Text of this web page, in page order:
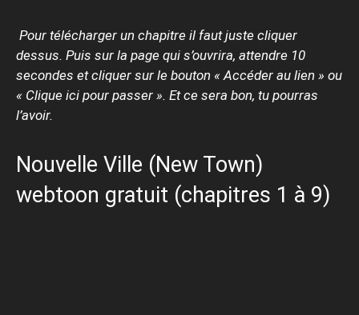
Pour télécharger un chapitre il faut juste cliquer
dessus. Puis sur la page qui s’ouvrira, attendre 10
secondes et cliquer sur le bouton « Accéder au lien » ou
« Clique ici pour passer ». Et ce sera bon, tu pourras
l’avoir.
Nouvelle Ville (New Town)
webtoon gratuit (chapitres 1 à 9)